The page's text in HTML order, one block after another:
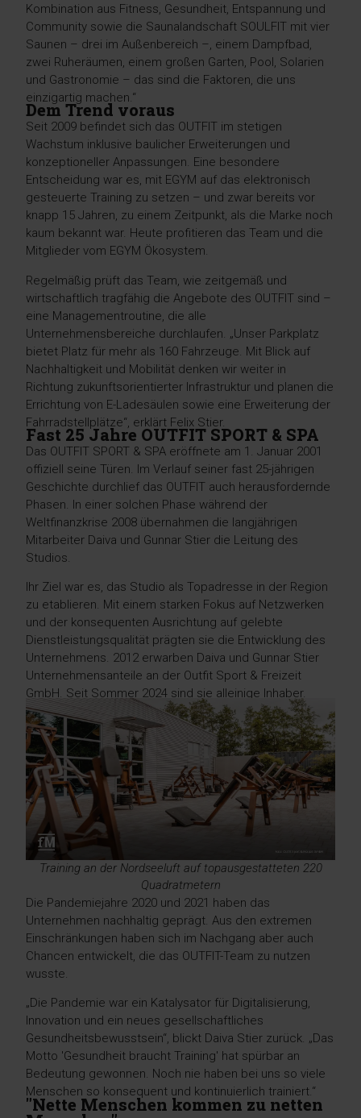
Kombination aus Fitness, Gesundheit, Entspannung und
Community sowie die Saunalandschaft SOULFIT mit vier
Saunen – drei im Außenbereich –, einem Dampfbad,
zwei Ruheräumen, einem großen Garten, Pool, Solarien
und Gastronomie – das sind die Faktoren, die uns
einzigartig machen.“
Dem Trend voraus
Seit 2009 befindet sich das OUTFIT im stetigen
Wachstum inklusive baulicher Erweiterungen und
konzeptioneller Anpassungen. Eine besondere
Entscheidung war es, mit EGYM auf das elektronisch
gesteuerte Training zu setzen – und zwar bereits vor
knapp 15 Jahren, zu einem Zeitpunkt, als die Marke noch
kaum bekannt war. Heute profitieren das Team und die
Mitglieder vom EGYM Ökosystem.
Regelmäßig prüft das Team, wie zeitgemäß und
wirtschaftlich tragfähig die Angebote des OUTFIT sind –
eine Managementroutine, die alle
Unternehmensbereiche durchlaufen. „Unser Parkplatz
bietet Platz für mehr als 160 Fahrzeuge. Mit Blick auf
Nachhaltigkeit und Mobilität denken wir weiter in
Richtung zukunftsorientierter Infrastruktur und planen die
Errichtung von E-Ladesäulen sowie eine Erweiterung der
Fahrradstellplätze“, erklärt Felix Stier.
Fast 25 Jahre OUTFIT SPORT & SPA
Das OUTFIT SPORT & SPA eröffnete am 1. Januar 2001
offiziell seine Türen. Im Verlauf seiner fast 25-jährigen
Geschichte durchlief das OUTFIT auch herausfordernde
Phasen. In einer solchen Phase während der
Weltfinanzkrise 2008 übernahmen die langjährigen
Mitarbeiter Daiva und Gunnar Stier die Leitung des
Studios.
Ihr Ziel war es, das Studio als Topadresse in der Region
zu etablieren. Mit einem starken Fokus auf Netzwerken
und der konsequenten Ausrichtung auf gelebte
Dienstleistungsqualität prägten sie die Entwicklung des
Unternehmens. 2012 erwarben Daiva und Gunnar Stier
Unternehmensanteile an der Outfit Sport & Freizeit
GmbH. Seit Sommer 2024 sind sie alleinige Inhaber.
Training an der Nordseeluft auf topausgestatteten 220
Quadratmetern
Die Pandemiejahre 2020 und 2021 haben das
Unternehmen nachhaltig geprägt. Aus den extremen
Einschränkungen haben sich im Nachgang aber auch
Chancen entwickelt, die das OUTFIT-Team zu nutzen
wusste.
„Die Pandemie war ein Katalysator für Digitalisierung,
Innovation und ein neues gesellschaftliches
Gesundheitsbewusstsein“, blickt Daiva Stier zurück. „Das
Motto 'Gesundheit braucht Training' hat spürbar an
Bedeutung gewonnen. Noch nie haben bei uns so viele
Menschen so konsequent und kontinuierlich trainiert.“
"Nette Menschen kommen zu netten